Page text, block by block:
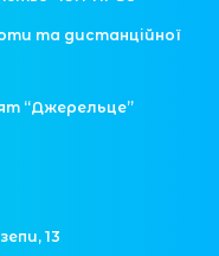
та дистанційної
“Джерельце”
13